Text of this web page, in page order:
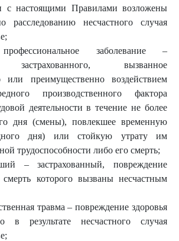
с настоящими Правилами возложены
расследованию несчастного случая
заболевание –
застрахованного, вызванное
или преимущественно воздействием
производственного фактора
деятельности в течение не более
дня (смены), повлекшее временную
дня) или стойкую утрату им
трудоспособности либо его смерть;
– застрахованный, повреждение
смерть которого вызваны несчастным
травма – повреждение здоровья
в результате несчастного случая